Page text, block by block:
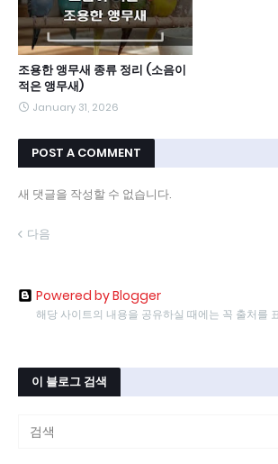
조용한 앵무새 종류 정리 (소음이
적은 앵무새)
January 31, 2026
POST A COMMENT
새 댓글을 작성할 수 없습니다.
다음
Powered by Blogger
해당 사이트의 내용을 공유하실 때에는 꼭 출처를
이 블로그 검색